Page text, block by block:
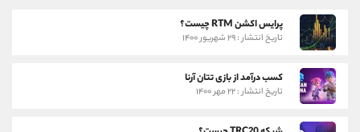
پرایس اکشن RTM چیست؟
تاریخ انتشار : ۲۹ شهریور ۱۴۰۰
کسب درآمد از بازی تتان آرنا
تاریخ انتشار : ۲۲ مهر ۱۴۰۰